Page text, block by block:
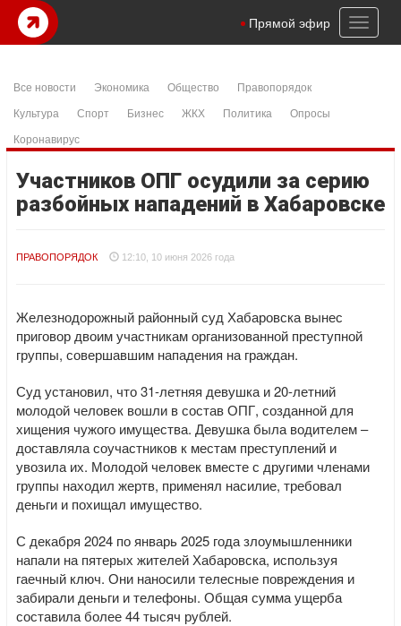
Toggle
Прямой эфир
Все новости Экономика Общество
Правопорядок
Культура
Спорт Бизнес ЖКХ Политика
Опросы
Коронавирус
Участников ОПГ осудили за серию
разбойных нападений в Хабаровске
ПРАВОПОРЯДОК 12:10, 10 июня 2026 года
Железнодорожный районный суд Хабаровска вынес
приговор двоим участникам организованной преступной
группы, совершавшим нападения на граждан.
Суд установил, что 31-летняя девушка и 20-летний
молодой человек вошли в состав ОПГ, созданной для
хищения чужого имущества. Девушка была водителем –
доставляла соучастников к местам преступлений и
увозила их. Молодой человек вместе с другими членами
группы находил жертв, применял насилие, требовал
деньги и похищал имущество.
С декабря 2024 по январь 2025 года злоумышленники
напали на пятерых жителей Хабаровска, используя
гаечный ключ. Они наносили телесные повреждения и
забирали деньги и телефоны. Общая сумма ущерба
составила более 44 тысяч рублей.